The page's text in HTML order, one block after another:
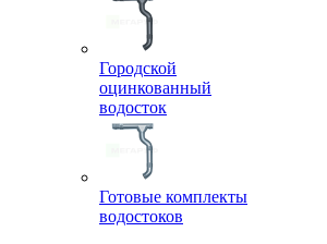
Городской
оцинкованный
водосток
Готовые комплекты
водостоков